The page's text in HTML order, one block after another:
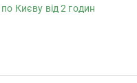
Києву від 2 годин